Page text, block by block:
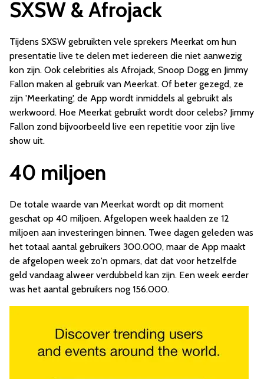
SXSW & Afrojack
Tijdens SXSW gebruikten vele sprekers Meerkat om hun
presentatie live te delen met iedereen die niet aanwezig
kon zijn. Ook celebrities als Afrojack, Snoop Dogg en Jimmy
Fallon maken al gebruik van Meerkat. Of beter gezegd, ze
zijn 'Meerkating', de App wordt inmiddels al gebruikt als
werkwoord. Hoe Meerkat gebruikt wordt door celebs? Jimmy
Fallon zond bijvoorbeeld live een repetitie voor zijn live
show uit.
40 miljoen
De totale waarde van Meerkat wordt op dit moment
geschat op 40 miljoen. Afgelopen week haalden ze 12
miljoen aan investeringen binnen. Twee dagen geleden was
het totaal aantal gebruikers 300.000, maar de App maakt
de afgelopen week zo'n opmars, dat dat voor hetzelfde
geld vandaag alweer verdubbeld kan zijn. Een week eerder
was het aantal gebruikers nog 156.000.